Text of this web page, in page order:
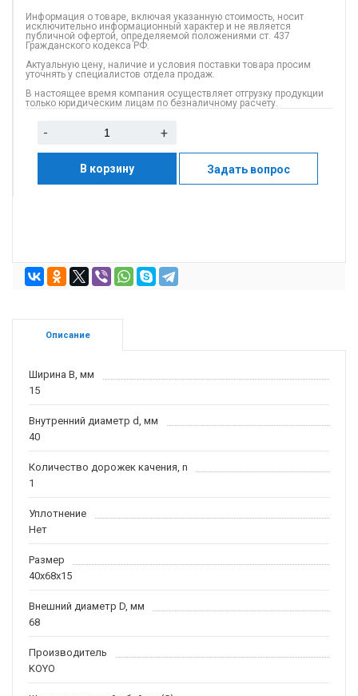
Информация о товаре, включая указанную стоимость, носит
исключительно информационный характер и не является
публичной офертой, определяемой положениями ст. 437
Гражданского кодекса РФ.
Актуальную цену, наличие и условия поставки товара просим
уточнять у специалистов отдела продаж.
В настоящее время компания осуществляет отгрузку продукции
только юридическим лицам по безналичному расчету.
- +
В корзину Задать вопрос
Описание
Ширина B, мм
15
Внутренний диаметр d, мм
40
Количество дорожек качения, n
1
Уплотнение
Нет
Размер
40x68x15
Внешний диаметр D, мм
68
Производитель
KOYO